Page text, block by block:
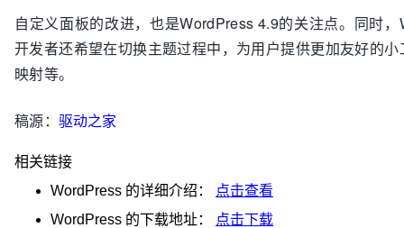
自定义面板的改进，也是WordPress 4.9的关注点。同时
开发者还希望在切换主题过程中，为用户提供更加友好的
映射等。
稿源： 驱动之家
相关链接
WordPress 的详细介绍：
点击查看
WordPress 的下载地址： 点击下载